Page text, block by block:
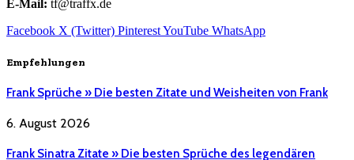
E-Mail: tf@traffx.de
Facebook X (Twitter) PinterestYouTube WhatsApp
Empfehlungen
Frank Sprüche » Die besten Zitate und Weisheiten von Frank
6. August 2026
Frank Sinatra Zitate » Die besten Sprüche des legendären